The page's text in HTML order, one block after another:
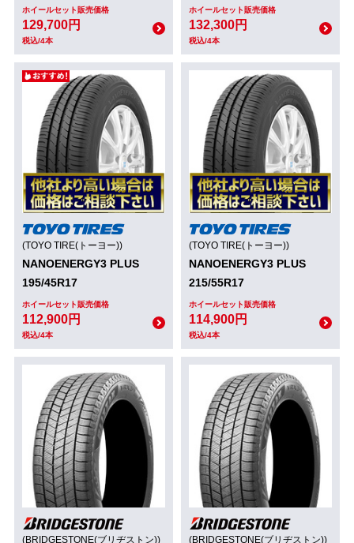
ホイールセット販売価格
129,700円
税込/4本
ホイールセット販売価格
132,300円
税込/4本
(TOYO TIRE(トーヨー))
NANOENERGY3 PLUS
195/45R17
ホイールセット販売価格
112,900円
税込/4本
(TOYO TIRE(トーヨー))
NANOENERGY3 PLUS
215/55R17
ホイールセット販売価格
114,900円
税込/4本
(BRIDGESTONE(ブリヂストン)) (BRIDGESTONE(ブリヂストン))